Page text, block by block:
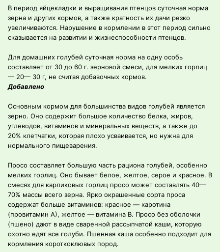
В период яйцекладки и выращивания птенцов суточная норма
зерна и других кормов, а также кратность их дачи резко
увеличиваются. Нарушение в кормлении в этот период сильно
сказывается на развитии и жизнеспособности птенцов.
Для домашних голубей суточная норма на одну особь
составляет от 30 до 60 г. зерновой смеси, для мелких горлиц
— 20— 30 г, не считая добавочных кормов.
Добавлено
Основным кормом для большинства видов голубей является
зерно. Оно содержит большое количество белка, жиров,
углеводов, витаминов и минеральных веществ, а также до
20% клетчатки, которая плохо усваивается, но нужна для
нормального пищеварения.
Просо составляет большую часть рациона голубей, особенно
мелких горлиц. Оно бывает белое, желтое, серое и красное. В
смесях для карликовых горлиц просо может составлять 40—
70% массы всего зерна. Ярко окрашенные сорта проса
содержат больше витаминов: красное — каротина
(провитамин А), желтое — витамина В. Просо без оболочки
(пшено) дают в виде сваренной рассыпчатой каши, которую
охотно едят все голуби. Пшенная каша особенно подходит для
кормления короткоклювых пород.